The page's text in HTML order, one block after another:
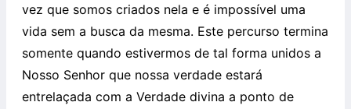
vez que somos criados nela e é impossível uma
vida sem a busca da mesma. Este percurso termina
somente quando estivermos de tal forma unidos a
Nosso Senhor que nossa verdade estará
entrelaçada com a Verdade divina a ponto de